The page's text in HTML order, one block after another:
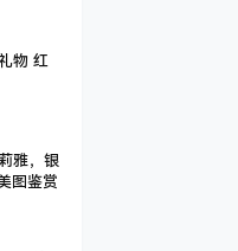
物 红
雅，银
图鉴赏